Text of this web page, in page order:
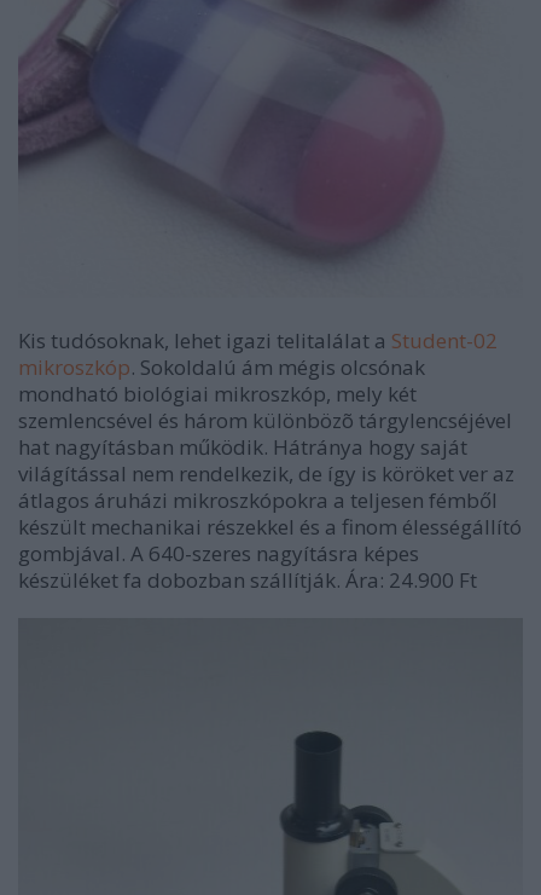
Kis tudósoknak, lehet igazi telitalálat a Student-02
mikroszkóp. Sokoldalú ám mégis olcsónak
mondható biológiai mikroszkóp, mely két
szemlencsével és három különbözõ tárgylencséjével
hat nagyításban működik. Hátránya hogy saját
világítással nem rendelkezik, de így is köröket ver az
átlagos áruházi mikroszkópokra a teljesen fémből
készült mechanikai részekkel és a finom élességállító
gombjával. A 640-szeres nagyításra képes
készüléket fa dobozban szállítják. Ára: 24.900 Ft